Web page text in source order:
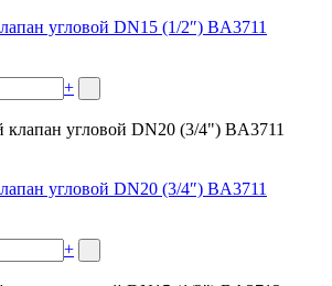
угловой DN15 (1/2″) BA3711
+
угловой DN20 (3/4″) BA3711
+